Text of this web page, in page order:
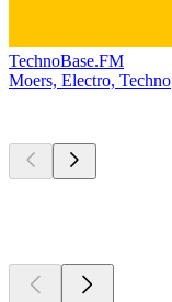
TechnoBase.FM
Moers, Electro, Techno